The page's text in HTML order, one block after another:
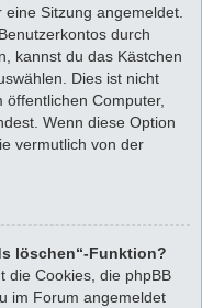
Sitzung angemeldet.
durch
kannst du das Kästchen
Dies ist nicht
Computer,
Wenn diese Option
vermutlich von der
löschen“-Funktion?
die Cookies, die phpBB
im Forum angemeldet